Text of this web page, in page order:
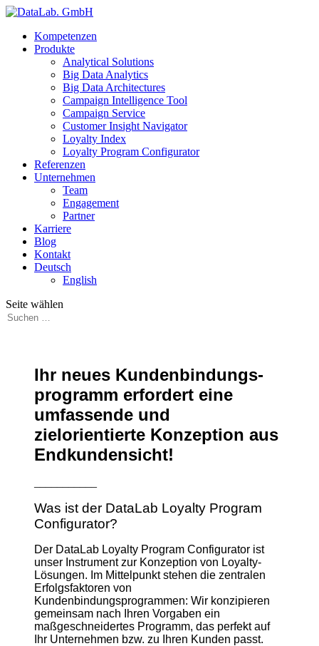
Kompetenzen
Produkte
Analytical Solutions
Big Data Analytics
Big Data Architectures
Campaign Intelligence Tool
Campaign Service
Customer Insight Navigator
Loyalty Index
Loyalty Program Configurator
Referenzen
Unternehmen
Team
Engagement
Partner
Karriere
Blog
Kontakt
Deutsch
English
Seite wählen
Ihr neues Kunden­bindungs­
programm erfordert eine
umfassende und
zielorientierte Konzeption aus
Endkundensicht!
Was ist der DataLab Loyalty Program
Configurator?
Der DataLab Loyalty Program Configurator ist
unser Instrument zur Konzeption von Loyalty-
Lösungen. Im Mittelpunkt stehen die zentralen
Erfolgsfaktoren von
Kundenbindungsprogrammen: Wir konzipieren
gemeinsam nach Ihren Vorgaben ein
maßgeschneidertes Programm, das perfekt auf
Ihr Unternehmen bzw. zu Ihren Kunden passt.